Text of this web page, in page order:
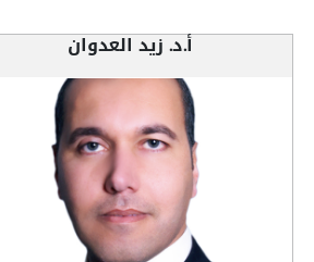
أ.د. زيد العدوان